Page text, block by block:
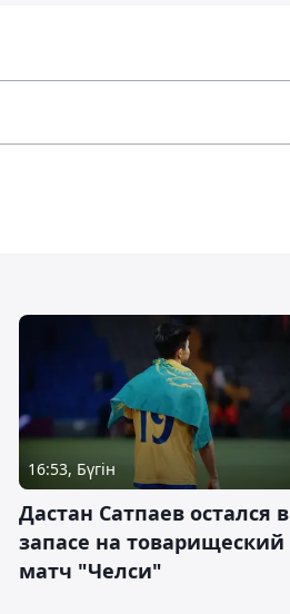
16:53, Бүгін
Дастан Сатпаев остался в
запасе на товарищеский
матч "Челси"